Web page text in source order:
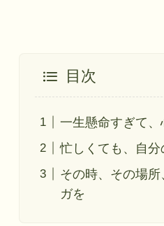
目次
一生懸命すぎて
忙しくても、自
その時、その場
ガを